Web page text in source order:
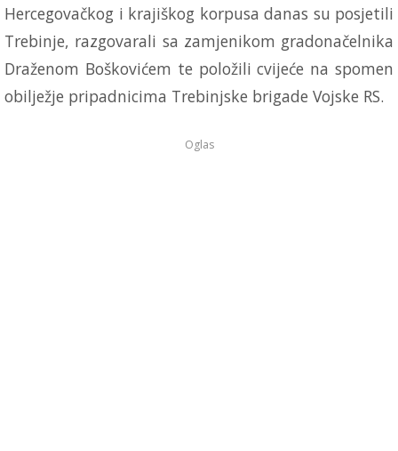
Hercegovačkog i krajiškog korpusa danas su posjetili
Trebinje, razgovarali sa zamjenikom gradonačelnika
Draženom Boškovićem te položili cvijeće na spomen
obilježje pripadnicima Trebinjske brigade Vojske RS.
Oglas